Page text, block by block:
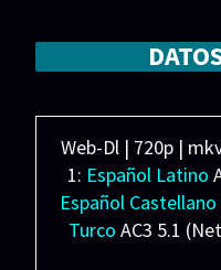
Günsür, Nur Sürer,
Burak Kaya
Distribuidora: Ay
Web-Dl | 720p |
1: Español Latino
Español Castellano
Turco AC3 5.1